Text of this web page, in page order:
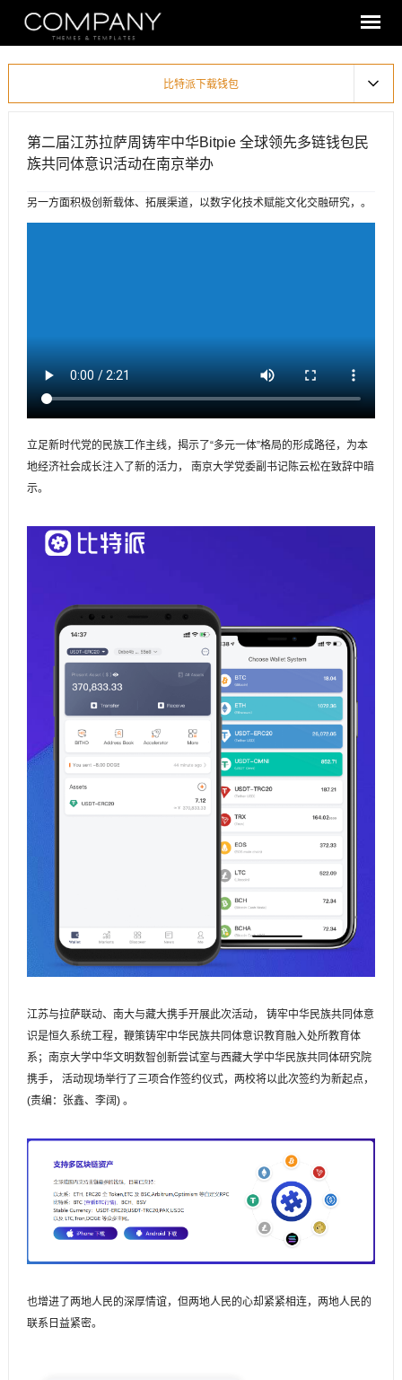
比特派下载钱包
第二届江苏拉萨周铸牢中华Bitpie 全球领先多链钱包民
族共同体意识活动在南京举办
另一方面积极创新载体、拓展渠道，以数字化技术赋能文化交融研究，。
立足新时代党的民族工作主线，揭示了“多元一体”格局的形成路径，为本
地经济社会成长注入了新的活力， 南京大学党委副书记陈云松在致辞中暗
示。
江苏与拉萨联动、南大与藏大携手开展此次活动， 铸牢中华民族共同体意
识是恒久系统工程，鞭策铸牢中华民族共同体意识教育融入处所教育体
系；南京大学中华文明数智创新尝试室与西藏大学中华民族共同体研究院
携手， 活动现场举行了三项合作签约仪式，两校将以此次签约为新起点，
(责编：张鑫、李阔) 。
也增进了两地人民的深厚情谊，但两地人民的心却紧紧相连，两地人民的
联系日益紧密。